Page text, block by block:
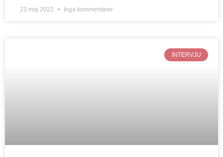
23 maj 2022 Inga kommentarer
INTERVJU